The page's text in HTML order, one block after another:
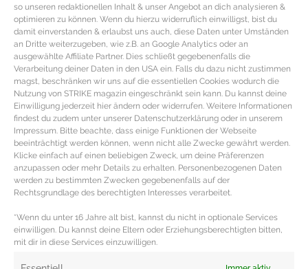
so unseren redaktionellen Inhalt & unser Angebot an dich analysieren &
optimieren zu können. Wenn du hierzu widerruflich einwilligst, bist du
damit einverstanden & erlaubst uns auch, diese Daten unter Umständen
an Dritte weiterzugeben, wie z.B. an Google Analytics oder an
ausgewählte Affiliate Partner. Dies schließt gegebenenfalls die
Verarbeitung deiner Daten in den USA ein. Falls du dazu nicht zustimmen
magst, beschränken wir uns auf die essentiellen Cookies wodurch die
Nutzung von STRIKE magazin eingeschränkt sein kann. Du kannst deine
Einwilligung jederzeit hier ändern oder widerrufen. Weitere Informationen
findest du zudem unter unserer Datenschutzerklärung oder in unserem
Impressum. Bitte beachte, dass einige Funktionen der Webseite
beeinträchtigt werden können, wenn nicht alle Zwecke gewährt werden.
Klicke einfach auf einen beliebigen Zweck, um deine Präferenzen
anzupassen oder mehr Details zu erhalten. Personenbezogenen Daten
werden zu bestimmten Zwecken gegebenenfalls auf der
Rechtsgrundlage des berechtigten Interesses verarbeitet.
*Wenn du unter 16 Jahre alt bist, kannst du nicht in optionale Services
einwilligen. Du kannst deine Eltern oder Erziehungsberechtigten bitten,
mit dir in diese Services einzuwilligen.
STYLINGTIPPS – Der perfekte Casual
Look für den Frühling
Frühling Es ist wieder Frühling und dementsprechend
höchste Zeit die Winterklamotten gegen